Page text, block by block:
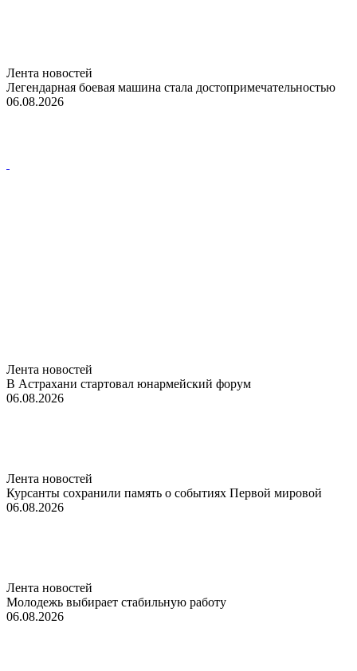
Лента новостей
Легендарная боевая машина стала достопримечательностью
06.08.2026
Лента новостей
В Астрахани стартовал юнармейский форум
06.08.2026
Лента новостей
Курсанты сохранили память о событиях Первой мировой
06.08.2026
Лента новостей
Молодежь выбирает стабильную работу
06.08.2026